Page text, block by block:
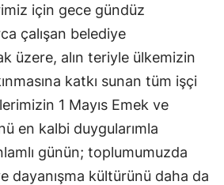
Şanlıurfa
Uşak
Van
Yozgat
Zonguldak
Aksaray
için gece gündüz
çalışan belediye
üzere, alın teriyle ülkemizin
katkı sunan tüm işçi
1 Mayıs Emek ve
en kalbi duygularımla
günün; toplumumuzda
dayanışma kültürünü daha da